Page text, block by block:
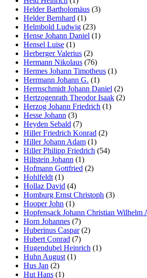
Helder Bartholomäus (3)
Helder Bernhard (1)
Helmbold Ludwig (23)
Hense Johann Daniel (1)
Hensel Luise (1)
Herberger Valerius (2)
Hermann Nikolaus (76)
Hermes Johann Timotheus (1)
Herrmann Johann G. (1)
Herrnschmidt Johann Daniel (2)
Hertzogenrath Theodor Isaak (2)
Herzog Johann Friedrich (1)
Hesse Johann (3)
Heyden Sebald (7)
Hiller Friedrich Konrad (2)
Hiller Johann Adam (1)
Hiller Philipp Friedrich (54)
Hiltstein Johann (1)
Hofmann Gottfried (2)
Hohlfeldt (1)
Hollaz David (4)
Homburg Ernst Christoph (3)
Hooper John (1)
Hopfensack Johann Christian Wilhelm
Horn Johannes (7)
Huberinus Caspar(2)
Hubert Conrad (7)
Hugendubel Heinrich (1)
Huhn August (1)
Hus Jan (2)
Hut Hans (1)